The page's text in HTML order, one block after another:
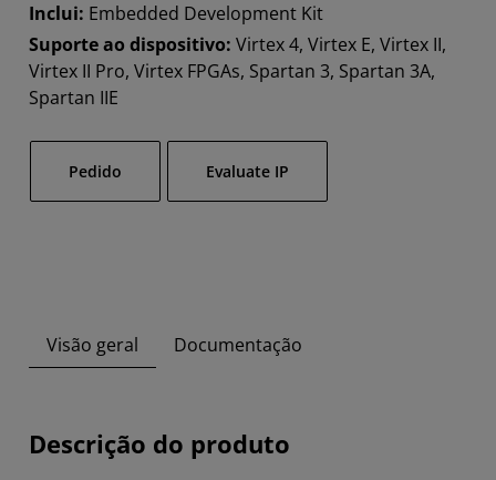
Inclui: Embedded Development Kit
Suporte ao dispositivo: Virtex 4, Virtex E, Virtex II,
Virtex II Pro, Virtex FPGAs, Spartan 3, Spartan 3A,
Spartan IIE
Pedido​ Evaluate IP
Visão geral Documentação
Descrição do produto